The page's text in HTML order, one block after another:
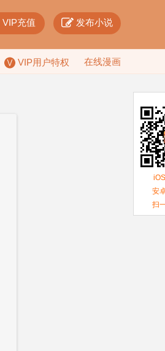
VIP充值  发布小说
VIP用户特权 在线漫画
安
扫